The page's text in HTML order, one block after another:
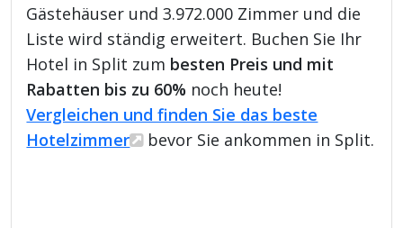
Gästehäuser und 3.972.000 Zimmer und die
Liste wird ständig erweitert. Buchen Sie Ihr
Hotel in Split zum besten Preis und mit
Rabatten bis zu 60% noch heute!
Vergleichen und finden Sie das beste
Hotelzimmer
bevor Sie ankommen in Split.